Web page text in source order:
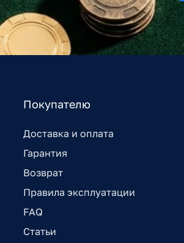
Покупателю
Доставка и оплата
Гарантия
Возврат
Правила эксплуатации
FAQ
Статьи